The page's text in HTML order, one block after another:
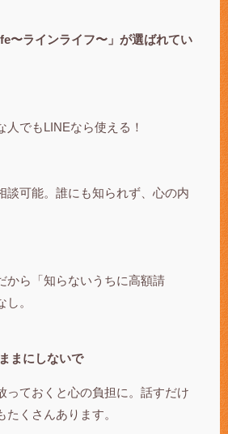
〜ラインライフ〜」が選ばれてい
人でもLINEなら使える！
談可能。誰にも知られず、心の内
から「知らないうちに高額請
。
まにしないで
っておくと心の負担に。話すだけ
くさんあります。